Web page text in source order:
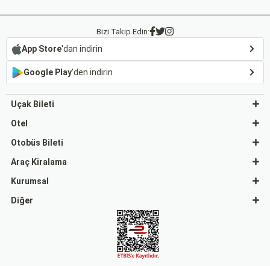
Bizi Takip Edin:
App Store'dan indirin
Google Play'den indirin
Uçak Bileti
Otel
Otobüs Bileti
Araç Kiralama
Kurumsal
Diğer